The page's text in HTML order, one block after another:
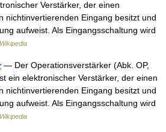
Verstärker, der einen
nichtinvertierenden Eingang besitzt und
aufweist. Als Eingangsschaltung wird
— Der Operationsverstärker (Abk. OP,
ein elektronischer Verstärker, der einen
nichtinvertierenden Eingang besitzt und
aufweist. Als Eingangsschaltung wird